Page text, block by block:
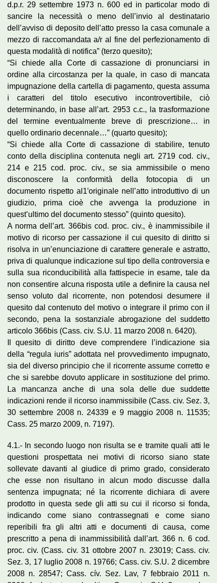
d.p.r. 29 settembre 1973 n. 600 ed in particolar modo di
sancire la necessità o meno dell’invio al destinatario
dell’avviso di deposito dell’atto presso la casa comunale a
mezzo di raccomandata a/r al fine del perfezionamento di
questa modalità di notifica” (terzo quesito);
“Si chiede alla Corte di cassazione di pronunciarsi in
ordine alla circostanza per la quale, in caso di mancata
impugnazione della cartella di pagamento, questa assuma
i caratteri del titolo esecutivo incontrovertibile, ciò
determinando, in base all’art. 2953 c.c., la trasformazione
del termine eventualmente breve di prescrizione… in
quello ordinario decennale…” (quarto quesito);
“Si chiede alla Corte di cassazione di stabilire, tenuto
conto della disciplina contenuta negli art. 2719 cod. civ.,
214 e 215 cod. proc. civ., se sia ammissibile o meno
disconoscere la conformità della fotocopia di un
documento rispetto al1′originale nell’atto introduttivo di un
giudizio, prima cioè che avvenga la produzione in
quest’ultimo del documento stesso” (quinto quesito).
A norma dell’art. 366bis cod. proc. civ., è inammissibile il
motivo di ricorso per cassazione il cui quesito di diritto si
risolva in un’enunciazione di carattere generale e astratto,
priva di qualunque indicazione sul tipo della controversia e
sulla sua riconducibilità alla fattispecie in esame, tale da
non consentire alcuna risposta utile a definire la causa nel
senso voluto dal ricorrente, non potendosi desumere il
quesito dal contenuto del motivo o integrare il primo con il
secondo, pena la sostanziale abrogazione del suddetto
articolo 366bis (Cass. civ. S.U. 11 marzo 2008 n. 6420).
Il quesito di diritto deve comprendere l’indicazione sia
della “regula iuris” adottata nel provvedimento impugnato,
sia del diverso principio che il ricorrente assume corretto e
che si sarebbe dovuto applicare in sostituzione del primo.
La mancanza anche di una sola delle due suddette
indicazioni rende il ricorso inammissibile (Cass. civ. Sez. 3,
30 settembre 2008 n. 24339 e 9 maggio 2008 n. 11535;
Cass. 25 marzo 2009, n. 7197).
4.1.- In secondo luogo non risulta se e tramite quali atti le
questioni prospettata nei motivi di ricorso siano state
sollevate davanti al giudice di primo grado, considerato
che esse non risultano in alcun modo discusse dalla
sentenza impugnata; né la ricorrente dichiara di avere
prodotto in questa sede gli atti su cui il ricorso si fonda,
indicando come siano contrassegnati e come siano
reperibili fra gli altri atti e documenti di causa, come
prescritto a pena di inammissibilità dall’art. 366 n. 6 cod.
proc. civ. (Cass. civ. 31 ottobre 2007 n. 23019; Cass. civ.
Sez. 3, 17 luglio 2008 n. 19766; Cass. civ. S.U. 2 dicembre
2008 n. 28547; Cass. cív. Sez. Lav, 7 febbraio 2011 n.